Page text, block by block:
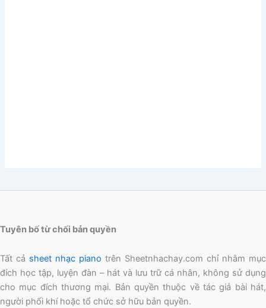
Tuyên bố từ chối bản quyền
Tất cả sheet nhạc piano trên Sheetnhachay.com chỉ nhằm mục
đích học tập, luyện đàn – hát và lưu trữ cá nhân, không sử dụng
cho mục đích thương mại. Bản quyền thuộc về tác giả bài hát,
người phối khí hoặc tổ chức sở hữu bản quyền.